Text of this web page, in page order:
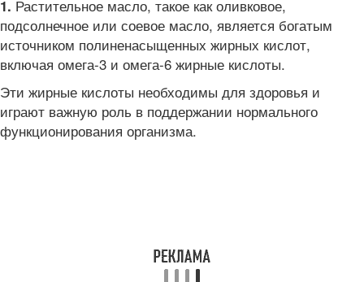
1. Растительное масло, такое как оливковое,
подсолнечное или соевое масло, является богатым
источником полиненасыщенных жирных кислот,
включая омега-3 и омега-6 жирные кислоты.
Эти жирные кислоты необходимы для здоровья и
играют важную роль в поддержании нормального
функционирования организма.